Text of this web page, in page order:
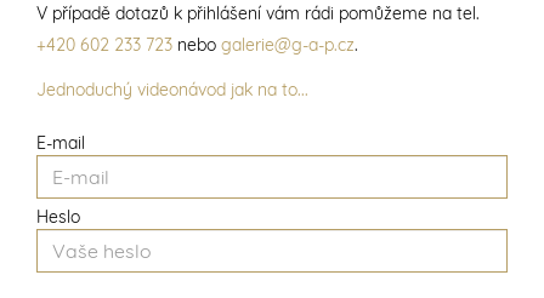
E-mail
Heslo
V případě dotazů k přihlášení vám rádi pomůžeme na tel.
+420 602 233 723 nebo galerie@g-a-p.cz.
Jednoduchý videonávod jak na to...